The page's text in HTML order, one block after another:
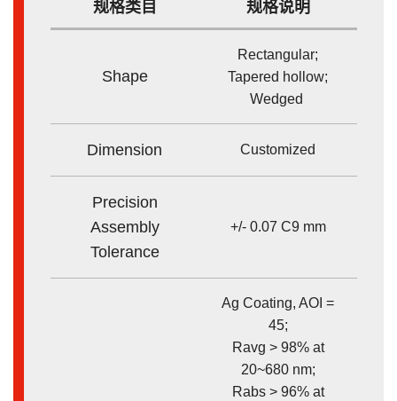
规格类目 规格说明
Shape
Rectangular;
Tapered hollow;
Wedged
Dimension Customized
Precision
Assembly
Tolerance
+/- 0.07 C9 mm
Ag Coating, AOI =
45;
Ravg > 98% at
20~680 nm;
Rabs > 96% at